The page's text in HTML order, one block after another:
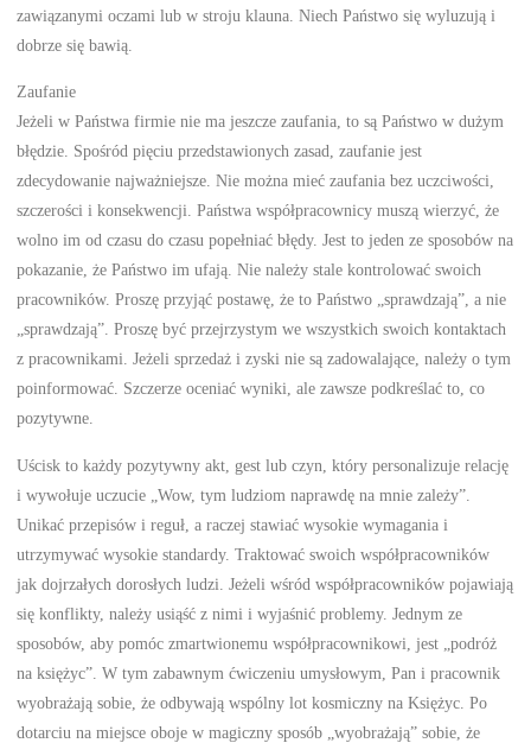
zawiązanymi oczami lub w stroju klauna. Niech Państwo się wyluzują i
dobrze się bawią.
Zaufanie
Jeżeli w Państwa firmie nie ma jeszcze zaufania, to są Państwo w dużym
błędzie. Spośród pięciu przedstawionych zasad, zaufanie jest
zdecydowanie najważniejsze. Nie można mieć zaufania bez uczciwości,
szczerości i konsekwencji. Państwa współpracownicy muszą wierzyć, że
wolno im od czasu do czasu popełniać błędy. Jest to jeden ze sposobów na
pokazanie, że Państwo im ufają. Nie należy stale kontrolować swoich
pracowników. Proszę przyjąć postawę, że to Państwo „sprawdzają”, a nie
„sprawdzają”. Proszę być przejrzystym we wszystkich swoich kontaktach
z pracownikami. Jeżeli sprzedaż i zyski nie są zadowalające, należy o tym
poinformować. Szczerze oceniać wyniki, ale zawsze podkreślać to, co
pozytywne.
Uścisk to każdy pozytywny akt, gest lub czyn, który personalizuje relację
i wywołuje uczucie „Wow, tym ludziom naprawdę na mnie zależy”.
Unikać przepisów i reguł, a raczej stawiać wysokie wymagania i
utrzymywać wysokie standardy. Traktować swoich współpracowników
jak dojrzałych dorosłych ludzi. Jeżeli wśród współpracowników pojawiają
się konflikty, należy usiąść z nimi i wyjaśnić problemy. Jednym ze
sposobów, aby pomóc zmartwionemu współpracownikowi, jest „podróż
na księżyc”. W tym zabawnym ćwiczeniu umysłowym, Pan i pracownik
wyobrażają sobie, że odbywają wspólny lot kosmiczny na Księżyc. Po
dotarciu na miejsce oboje w magiczny sposób „wyobrażają” sobie, że